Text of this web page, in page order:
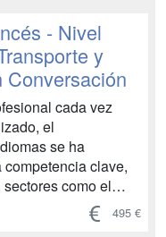
y la expresión.
- Nivel
y
cada vez
el
se ha
clave,
como el
donde el
proveedores y
495 €